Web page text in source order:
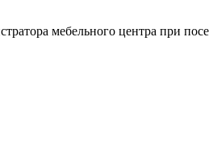
мебельного центра при